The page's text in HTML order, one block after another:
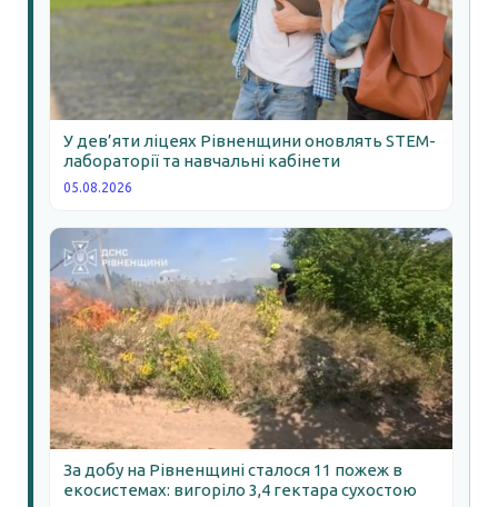
У дев’яти ліцеях Рівненщини оновлять STEM-
лабораторії та навчальні кабінети
05.08.2026
За добу на Рівненщині сталося 11 пожеж в
екосистемах: вигоріло 3,4 гектара сухостою